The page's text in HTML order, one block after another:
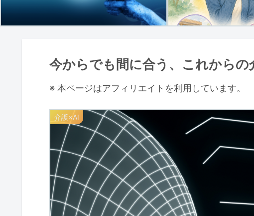
今からでも間に合う、これから
※ 本ページはアフィリエイトを利用しています。
介護×AI